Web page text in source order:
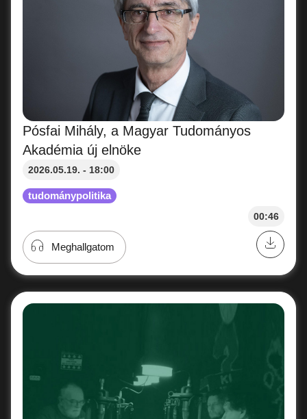
Pósfai Mihály, a Magyar Tudományos
Akadémia új elnöke
2026.05.19. - 18:00
tudománypolitika
00:46
Meghallgatom